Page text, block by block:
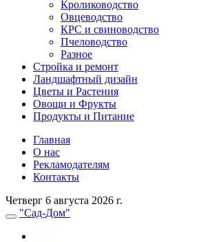
Кролиководство
Овцеводство
КРС и свиноводство
Пчеловодство
Разное
Стройка и ремонт
Ландшафтный дизайн
Цветы и Растения
Овощи и Фрукты
Продукты и Питание
Главная
О нас
Рекламодателям
Контакты
Четверг 6 августа 2026 г.
"Сад-Дом"